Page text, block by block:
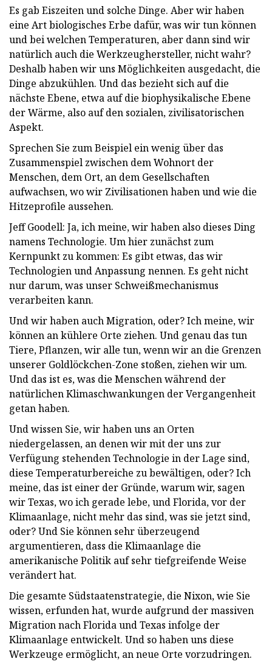
Es gab Eiszeiten und solche Dinge. Aber wir haben
eine Art biologisches Erbe dafür, was wir tun können
und bei welchen Temperaturen, aber dann sind wir
natürlich auch die Werkzeughersteller, nicht wahr?
Deshalb haben wir uns Möglichkeiten ausgedacht, die
Dinge abzukühlen. Und das bezieht sich auf die
nächste Ebene, etwa auf die biophysikalische Ebene
der Wärme, also auf den sozialen, zivilisatorischen
Aspekt.
Sprechen Sie zum Beispiel ein wenig über das
Zusammenspiel zwischen dem Wohnort der
Menschen, dem Ort, an dem Gesellschaften
aufwachsen, wo wir Zivilisationen haben und wie die
Hitzeprofile aussehen.
Jeff Goodell: Ja, ich meine, wir haben also dieses Ding
namens Technologie. Um hier zunächst zum
Kernpunkt zu kommen: Es gibt etwas, das wir
Technologien und Anpassung nennen. Es geht nicht
nur darum, was unser Schweißmechanismus
verarbeiten kann.
Und wir haben auch Migration, oder? Ich meine, wir
können an kühlere Orte ziehen. Und genau das tun
Tiere, Pflanzen, wir alle tun, wenn wir an die Grenzen
unserer Goldlöckchen-Zone stoßen, ziehen wir um.
Und das ist es, was die Menschen während der
natürlichen Klimaschwankungen der Vergangenheit
getan haben.
Und wissen Sie, wir haben uns an Orten
niedergelassen, an denen wir mit der uns zur
Verfügung stehenden Technologie in der Lage sind,
diese Temperaturbereiche zu bewältigen, oder? Ich
meine, das ist einer der Gründe, warum wir, sagen
wir Texas, wo ich gerade lebe, und Florida, vor der
Klimaanlage, nicht mehr das sind, was sie jetzt sind,
oder? Und Sie können sehr überzeugend
argumentieren, dass die Klimaanlage die
amerikanische Politik auf sehr tiefgreifende Weise
verändert hat.
Die gesamte Südstaatenstrategie, die Nixon, wie Sie
wissen, erfunden hat, wurde aufgrund der massiven
Migration nach Florida und Texas infolge der
Klimaanlage entwickelt. Und so haben uns diese
Werkzeuge ermöglicht, an neue Orte vorzudringen.